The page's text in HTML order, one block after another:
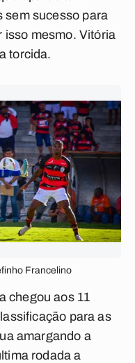
sem sucesso para
isso mesmo. Vitória
torcida.
Francelino
chegou aos 11
para as
amargando a
rodada a